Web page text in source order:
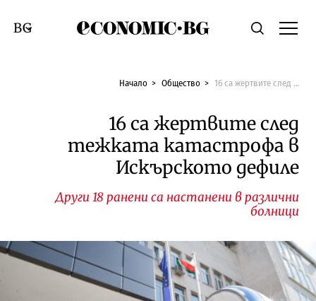
Economic.bgТърсене
Смяна на език
Начало Общество 16 са жертвите след тежката катастрофа в Искърското дефиле
16 са жертвите след
тежката катастрофа в
Искърското дефиле
Други 18 ранени са настанени в различни
болници